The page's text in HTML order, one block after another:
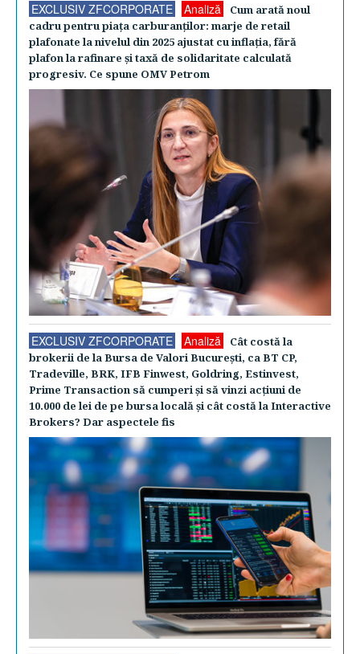
EXCLUSIV ZFCORPORATE Analiză
Cum arată noul
cadru pentru piaţa carburanţilor: marje de retail
plafonate la nivelul din 2025 ajustat cu inflaţia, fără
plafon la rafinare şi taxă de solidaritate calculată
progresiv. Ce spune OMV Petrom
EXCLUSIV ZFCORPORATE Analiză
Cât costă la
brokerii de la Bursa de Valori Bucureşti, ca BT CP,
Tradeville, BRK, IFB Finwest, Goldring, Estinvest,
Prime Transaction să cumperi şi să vinzi acţiuni de
10.000 de lei de pe bursa locală şi cât costă la Interactive
Brokers? Dar aspectele fis